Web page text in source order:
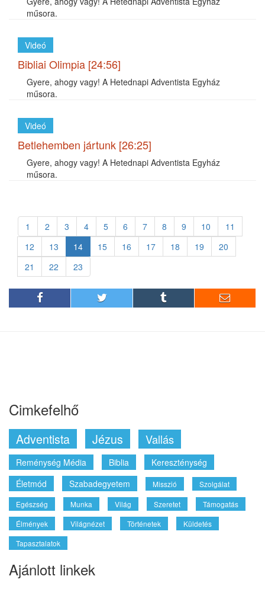
műsora.
Videó
Bibliai Olimpia [24:56]
Gyere, ahogy vagy! A Hetednapi Adventista Egyház
műsora.
Videó
Betlehemben jártunk [26:25]
Gyere, ahogy vagy! A Hetednapi Adventista Egyház
műsora.
1 2 3 4 5 6 7 8 9 10
11
12
13 14 15 16 17 18 19
20
21
22 23
Cimkefelhő
Adventista Jézus Vallás
Reménység Média Biblia
Kereszténység
Életmód
Szabadegyetem Misszió
Szolgálat
Egészség
Munka Világ Szeretet
Támogatás
Élmények
Világnézet Történetek
Küldetés
Tapasztalatok
Ajánlott linkek